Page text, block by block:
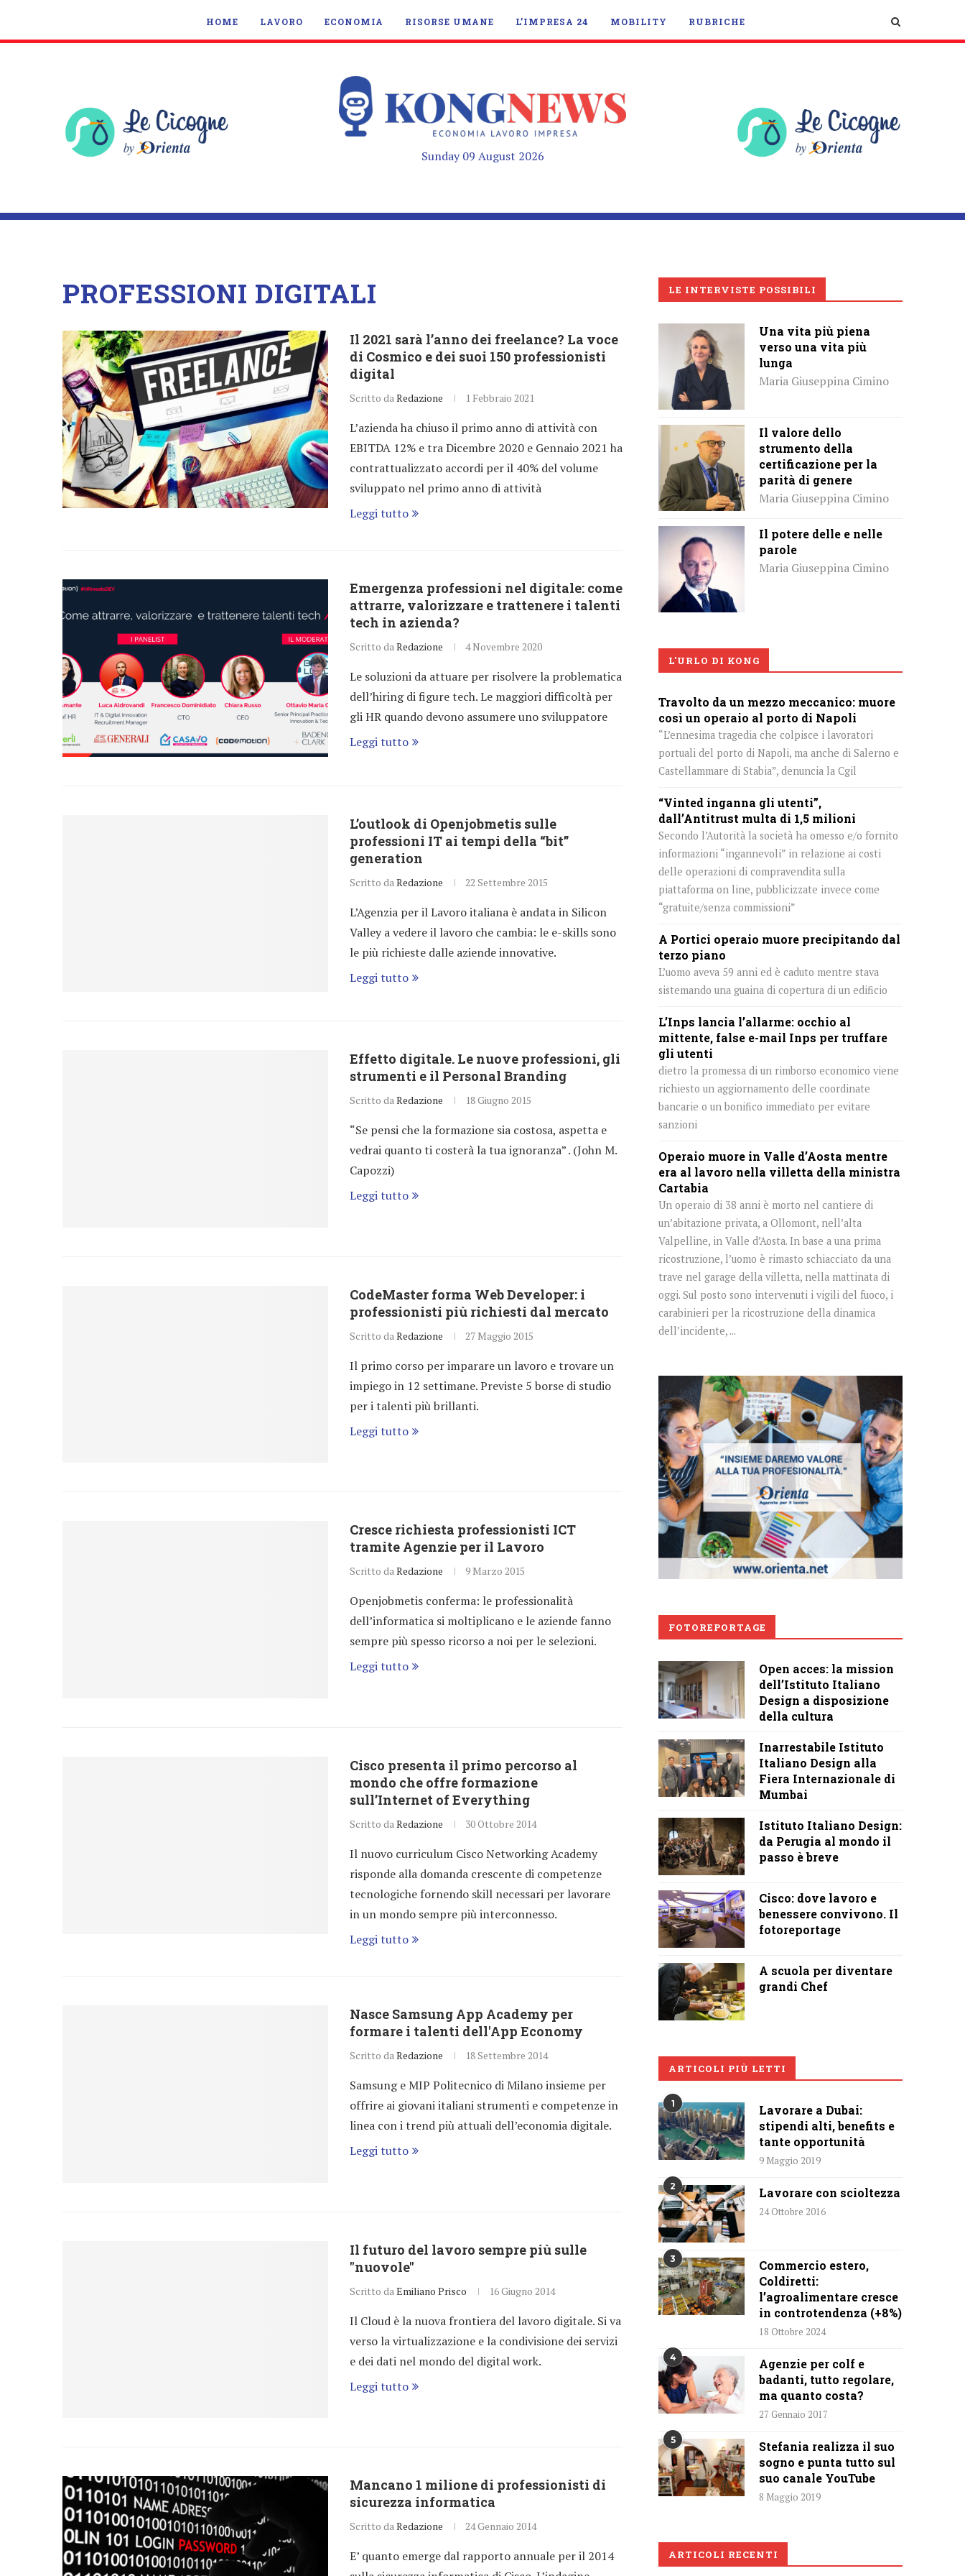
HOME LAVORO ECONOMIA RISORSE UMANE L’IMPRESA 24 MOBILITY RUBRICHE
Sunday 09 August 2026
PROFESSIONI DIGITALI
Il 2021 sarà l’anno dei freelance? La voce
di Cosmico e dei suoi 150 professionisti
digital
Scritto daRedazione 1 Febbraio 2021
L’azienda ha chiuso il primo anno di attività con
EBITDA 12% e tra Dicembre 2020 e Gennaio 2021 ha
contrattualizzato accordi per il 40% del volume
sviluppato nel primo anno di attività
Leggi tutto
Emergenza professioni nel digitale: come
attrarre, valorizzare e trattenere i talenti
tech in azienda?
Scritto daRedazione 4 Novembre 2020
Le soluzioni da attuare per risolvere la problematica
dell’hiring di figure tech. Le maggiori difficoltà per
gli HR quando devono assumere uno sviluppatore
Leggi tutto
L’outlook di Openjobmetis sulle
professioni IT ai tempi della “bit”
generation
Scritto da Redazione 22 Settembre 2015
L’Agenzia per il Lavoro italiana è andata in Silicon
Valley a vedere il lavoro che cambia: le e-skills sono
le più richieste dalle aziende innovative.
Leggi tutto
Effetto digitale. Le nuove professioni, gli
strumenti e il Personal Branding
Scritto daRedazione 18 Giugno 2015
“Se pensi che la formazione sia costosa, aspetta e
vedrai quanto ti costerà la tua ignoranza” . (John M.
Capozzi)
Leggi tutto
CodeMaster forma Web Developer: i
professionisti più richiesti dal mercato
Scritto daRedazione 27 Maggio 2015
Il primo corso per imparare un lavoro e trovare un
impiego in 12 settimane. Previste 5 borse di studio
per i talenti più brillanti.
Leggi tutto
Cresce richiesta professionisti ICT
tramite Agenzie per il Lavoro
Scritto daRedazione 9 Marzo 2015
Openjobmetis conferma: le professionalità
dell’informatica si moltiplicano e le aziende fanno
sempre più spesso ricorso a noi per le selezioni.
Leggi tutto
Cisco presenta il primo percorso al
mondo che offre formazione
sull’Internet of Everything
Scritto daRedazione 30 Ottobre 2014
Il nuovo curriculum Cisco Networking Academy
risponde alla domanda crescente di competenze
tecnologiche fornendo skill necessari per lavorare
in un mondo sempre più interconnesso.
Leggi tutto
Nasce Samsung App Academy per
formare i talenti dell'App Economy
Scritto daRedazione 18 Settembre 2014
Samsung e MIP Politecnico di Milano insieme per
offrire ai giovani italiani strumenti e competenze in
linea con i trend più attuali dell’economia digitale.
Leggi tutto
Il futuro del lavoro sempre più sulle
"nuovole"
Scritto da Emiliano Prisco 16 Giugno 2014
Il Cloud è la nuova frontiera del lavoro digitale. Si va
verso la virtualizzazione e la condivisione dei servizi
e dei dati nel mondo del digital work.
Leggi tutto
Mancano 1 milione di professionisti di
sicurezza informatica
Scritto daRedazione 24 Gennaio 2014
E’ quanto emerge dal rapporto annuale per il 2014
LE INTERVISTE POSSIBILI
Una vita più piena
verso una vita più
lunga
Maria Giuseppina Cimino
Il valore dello
strumento della
certificazione per la
parità di genere
Maria Giuseppina Cimino
Il potere delle e nelle
parole
Maria Giuseppina Cimino
L'URLO DI KONG
Travolto da un mezzo meccanico: muore
così un operaio al porto di Napoli
“L’ennesima tragedia che colpisce i lavoratori
portuali del porto di Napoli, ma anche di Salerno e
Castellammare di Stabia”, denuncia la Cgil
“Vinted inganna gli utenti”,
dall’Antitrust multa di 1,5 milioni
Secondo l’Autorità la società ha omesso e/o fornito
informazioni “ingannevoli” in relazione ai costi
delle operazioni di compravendita sulla
piattaforma on line, pubblicizzate invece come
“gratuite/senza commissioni”
A Portici operaio muore precipitando dal
terzo piano
L’uomo aveva 59 anni ed è caduto mentre stava
sistemando una guaina di copertura di un edificio
L’Inps lancia l’allarme: occhio al
mittente, false e-mail Inps per truffare
gli utenti
dietro la promessa di un rimborso economico viene
richiesto un aggiornamento delle coordinate
bancarie o un bonifico immediato per evitare
sanzioni
Operaio muore in Valle d’Aosta mentre
era al lavoro nella villetta della ministra
Cartabia
Un operaio di 38 anni è morto nel cantiere di
un’abitazione privata, a Ollomont, nell’alta
Valpelline, in Valle d’Aosta. In base a una prima
ricostruzione, l’uomo è rimasto schiacciato da una
trave nel garage della villetta, nella mattinata di
oggi. Sul posto sono intervenuti i vigili del fuoco, i
carabinieri per la ricostruzione della dinamica
dell’incidente, ...
FOTOREPORTAGE
Open acces: la mission
dell’Istituto Italiano
Design a disposizione
della cultura
Inarrestabile Istituto
Italiano Design alla
Fiera Internazionale di
Mumbai
Istituto Italiano Design:
da Perugia al mondo il
passo è breve
Cisco: dove lavoro e
benessere convivono. Il
fotoreportage
A scuola per diventare
grandi Chef
ARTICOLI PIÙ LETTI
1
Lavorare a Dubai:
stipendi alti, benefits e
tante opportunità
9 Maggio 2019
2 Lavorare con scioltezza
24 Ottobre 2016
3
Commercio estero,
Coldiretti:
l’agroalimentare cresce
in controtendenza (+8%)
18 Ottobre 2024
4
Agenzie per colf e
badanti, tutto regolare,
ma quanto costa?
27 Gennaio 2017
5
Stefania realizza il suo
sogno e punta tutto sul
suo canale YouTube
8 Maggio 2019
ARTICOLI RECENTI